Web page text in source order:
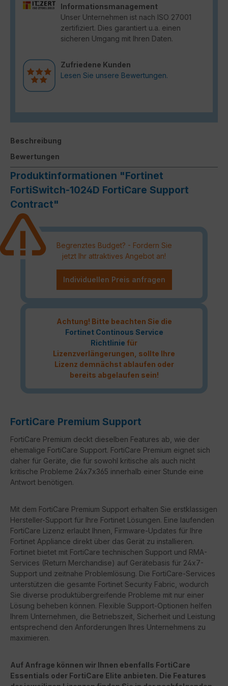
Informationsmanagement
Unser Unternehmen ist nach ISO 27001
zertifiziert. Dies garantiert u.a. einen
sicheren Umgang mit Ihren Daten.
Zufriedene Kunden
Lesen Sie unsere Bewertungen.
Beschreibung
Bewertungen
Produktinformationen "Fortinet
FortiSwitch-1024D FortiCare Support
Contract"
Begrenztes Budget? - Fordern Sie
jetzt Ihr attraktives Angebot an!
Individuellen Preis anfragen
Achtung! Bitte beachten Sie die
Fortinet Continous Service
Richtlinie für
Lizenzverlängerungen, sollte Ihre
Lizenz demnächst ablaufen oder
bereits abgelaufen sein!
FortiCare Premium Support
FortiCare Premium deckt dieselben Features ab, wie der
ehemalige FortiCare Support. FortiCare Premium eignet sich
daher für Geräte, die für sowohl kritische als auch nicht
kritische Probleme 24x7x365 innerhalb einer Stunde eine
Antwort benötigen.
Mit dem FortiCare Premium Support erhalten Sie erstklassigen
Hersteller-Support für Ihre Fortinet Lösungen. Eine laufenden
FortiCare Lizenz erlaubt Ihnen, Firmware-Updates für Ihre
Fortinet Appliance direkt über das Gerät zu installieren.
Fortinet bietet mit FortiCare technischen Support und RMA-
Services (Return Merchandise) auf Gerätebasis für 24x7-
Support und zeitnahe Problemlösung. Die FortiCare-Services
unterstützen die gesamte Fortinet Security Fabric, wodurch
Sie diverse produktübergreifende Probleme mit nur einer
Lösung beheben können. Flexible Support-Optionen helfen
Ihrem Unternehmen, die Betriebszeit, Sicherheit und Leistung
entsprechend den Anforderungen Ihres Unternehmens zu
maximieren.
Auf Anfrage können wir Ihnen ebenfalls FortiCare
Essentials oder FortiCare Elite anbieten. Die Features